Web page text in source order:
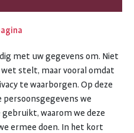
met uw gegevens om. Niet
wet stelt, maar vooral omdat
te waarborgen. Op deze
we
waarom we deze
ermee doen. In het kort